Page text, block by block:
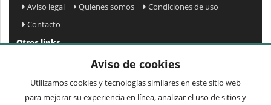
Aviso legal
Quienes somos
Condiciones de uso
Contacto
Otros links
Preguntas frecuentes
Newsletter
Aviso de cookies
Utilizamos cookies y tecnologías similares en este sitio web
para mejorar su experiencia en línea, analizar el uso de sitios y